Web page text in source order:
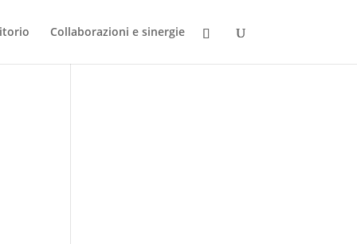
Collaborazioni e sinergie